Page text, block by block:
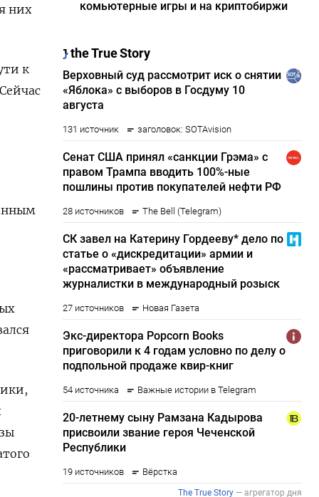
них
к
комьютерные игры и на криптобиржи